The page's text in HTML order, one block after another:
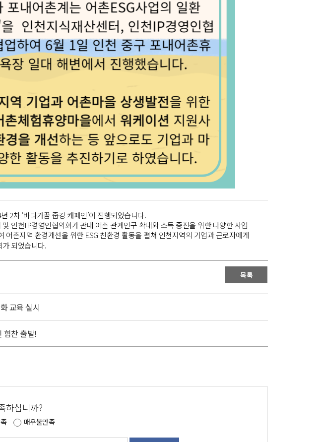
2차 ‘바다가꿈 줍깅 캐페인’이 진행되었습니다.
인천IP경영인협의회가 관내 어촌 관계인구 확대와 소득 증진을 위한 다양한 사업
촌지역 환경개선을 위한 ESG 친환경 활동을 펼쳐 인천지역의 기업과 근로자에게
되었습니다.
목록
교육 실시
힘찬 출발!
하십니까?
매우불만족